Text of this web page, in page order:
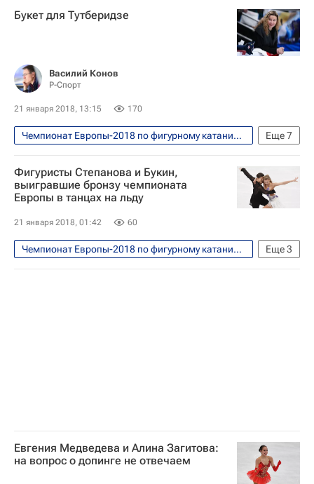
Олимпийские игры
Новости - Пхенчхан 2018
Сборная России - Пхенчхан 2018
Виктор Кудрявцев
Зимние Олимпийские игры 2018
Россия на Олимпиаде 2018
Алина Загитова
Дмитрий Алиев
Евгения Медведева
Букет для Тутберидзе
Василий Конов
Р-Спорт
21 января 2018, 13:15 170
Еще7
Чемпионат Европы-2018 по фигурному катанию, Москва, 15-21 января
Блог Василия Конова - Блоги
Блоги
Этери Тутберидзе
Чемпионат Европы по фигурному катанию
Алина Загитова
Евгения Медведева
Анна Погорилая
Фигуристы Степанова и Букин,
выигравшие бронзу чемпионата
Европы в танцах на льду
21 января 2018, 01:42 60
Еще3
Чемпионат Европы-2018 по фигурному катанию, Москва, 15-21 января
Фигурное катание
Спорт
Евгения Медведева и Алина Загитова:
на вопрос о допинге не отвечаем